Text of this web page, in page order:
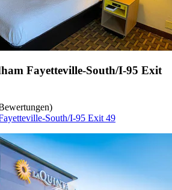
Fayetteville-South/I-95 Exit
South/I-95 Exit 49